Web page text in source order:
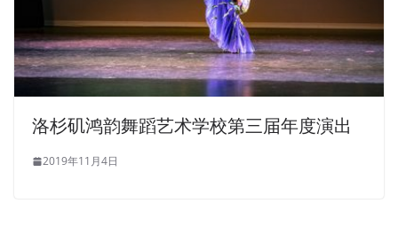
洛杉矶鸿韵舞蹈艺术学校第三届年度演出
2019年11月4日